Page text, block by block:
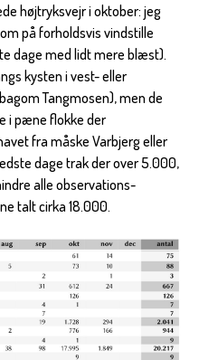
højtryksvejr i oktober: jeg
på forholdsvis vindstille
dage med lidt mere blæst).
kysten i vest- eller
Tangmosen), men de
i pæne flokke der
fra måske Varbjerg eller
dage trak der over 5.000,
alle observations-
talt cirka 18.000.